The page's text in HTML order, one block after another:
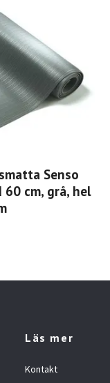
Senso
60 cm, grå, hel
Läs mer
Kontakt